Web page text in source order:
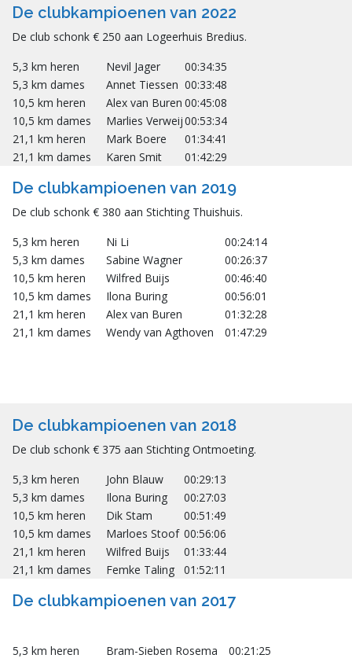
De clubkampioenen van 2022
De club schonk € 250 aan Logeerhuis Bredius.
5,3 km heren
Nevil Jager
00:34:35
5,3 km dames
Annet Tiessen 00:33:48
10,5 km heren
Alex van Buren 00:45:08
10,5 km dames
Marlies Verweij00:53:34
21,1 km heren
Mark Boere
01:34:41
21,1 km dames
Karen Smit 01:42:29
De clubkampioenen van 2019
De club schonk € 380 aan Stichting Thuishuis.
5,3 km heren
Ni Li
00:24:14
5,3 km dames
Sabine Wagner
00:26:37
10,5 km heren
Wilfred Buijs
00:46:40
10,5 km dames
Ilona Buring
00:56:01
21,1 km heren
Alex van Buren
01:32:28
21,1 km dames
Wendy van Agthoven 01:47:29
De clubkampioenen van 2018
De club schonk € 375 aan Stichting Ontmoeting.
5,3 km heren
John Blauw
00:29:13
5,3 km dames
Ilona Buring
00:27:03
10,5 km heren
Dik Stam
00:51:49
10,5 km dames
Marloes Stoof 00:56:06
21,1 km heren
Wilfred Buijs
01:33:44
21,1 km dames
Femke Taling 01:52:11
De clubkampioenen van 2017
5,3 km heren Bram-Sieben Rosema
00:21:25